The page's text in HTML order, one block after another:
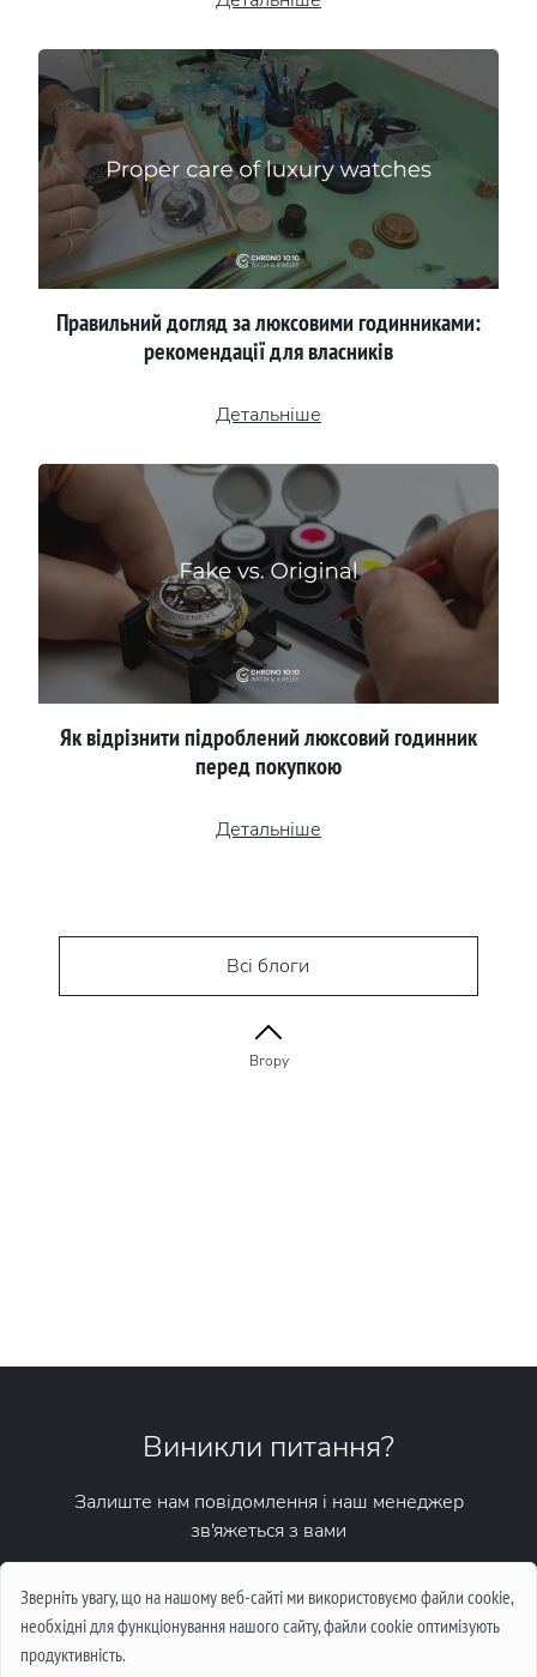
Зверніть увагу, що на нашому веб-сайті ми використовуємо файли cookie,
необхідні для функціонування нашого сайту, файли cookie оптимізують
продуктивність.
Правильний догляд за люксовими годинниками:
рекомендації для власників
Детальніше
Як відрізнити підроблений люксовий годинник
перед покупкою
Детальніше
Всі блоги
Вгору
Виникли питання?
Залиште нам повідомлення і наш менеджер
зв'яжеться з вами
Написати повідомлення